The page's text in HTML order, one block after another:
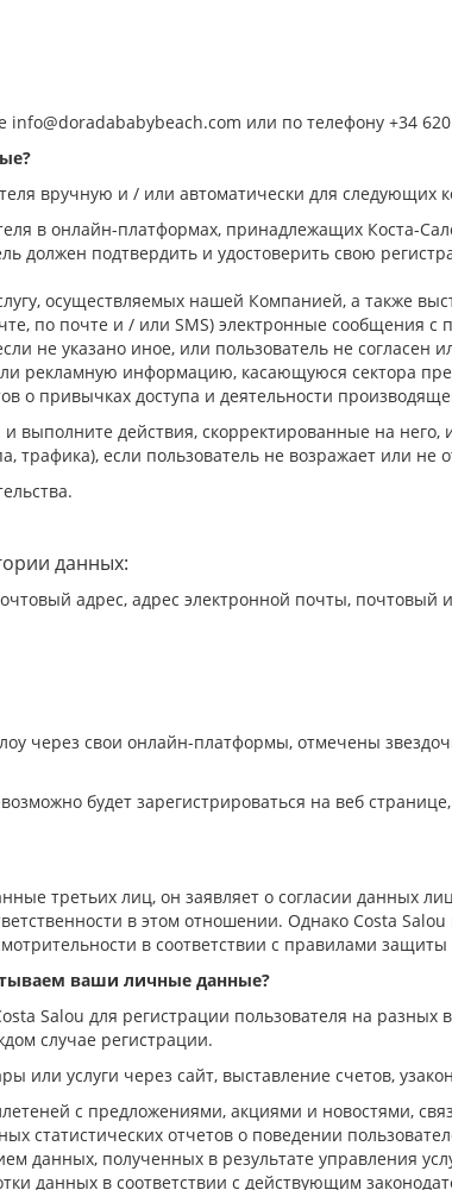
или по телефону +34
вручную и / или автоматически для следующих
в онлайн-платформах, принадлежащих Коста-
должен подтвердить и удостоверить свою
осуществляемых нашей Компанией, а также
по почте и / или SMS) электронные сообщения
не указано иное, или пользователь не согласен
рекламную информацию, касающуюся сектора
ов о привычках доступа и деятельности
выполните действия, скорректированные на
трафика), если пользователь не возражает или не
данных:
адрес, адрес электронной почты, почтовый
через свои онлайн-платформы, отмечены
будет зарегистрироваться на веб
третьих лиц, он заявляет о согласии данных
в этом отношении. Однако Costa Salou
в соответствии с правилами защиты
ваши личные данные?
Salou для регистрации пользователя на разных
случае регистрации.
или услуги через сайт, выставление счетов,
с предложениями, акциями и новостями,
статистических отчетов о поведении
данных, полученных в результате управления
данных в соответствии с действующим